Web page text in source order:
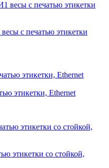
с печатью этикетки
этикетки, Ethernet
этикетки со стойкой,